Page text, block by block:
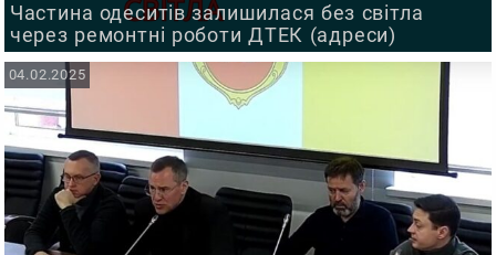
Частина одеситів залишилася без світла
через ремонтні роботи ДТЕК (адреси)
04.02.2025